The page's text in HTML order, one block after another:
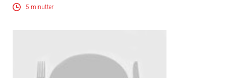
5 minutter